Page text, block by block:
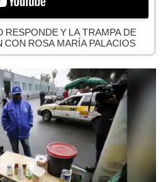
RESPONDE Y LA TRAMPA DE
CON ROSA MARÍA PALACIOS